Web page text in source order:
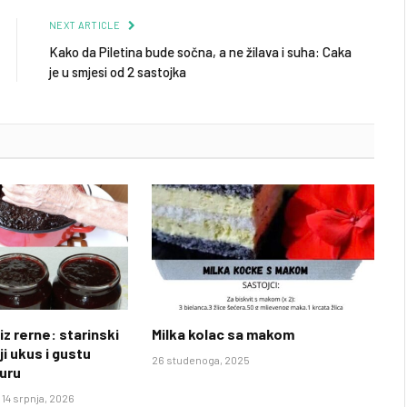
NEXT ARTICLE
Kako da Piletina bude sočna, a ne žilava i suha: Caka
je u smjesi od 2 sastojka
iz rerne: starinski
ukus i gustu
14 srpnja, 2026
Milka kolac sa makom
26 studenoga, 2025